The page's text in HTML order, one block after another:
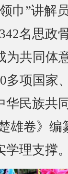
巾”讲解
名思政
为共同体
多项国家
华民族共
雄卷》编
学理支撑